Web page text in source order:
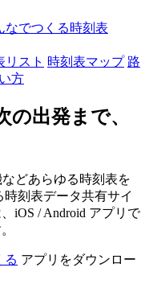
なでつくる時刻表
リスト 時刻表マップ 路
方
出発まで、
どあらゆる時刻表を
刻表データ共有サイ
iOS / Android アプリで
る アプリをダウンロー